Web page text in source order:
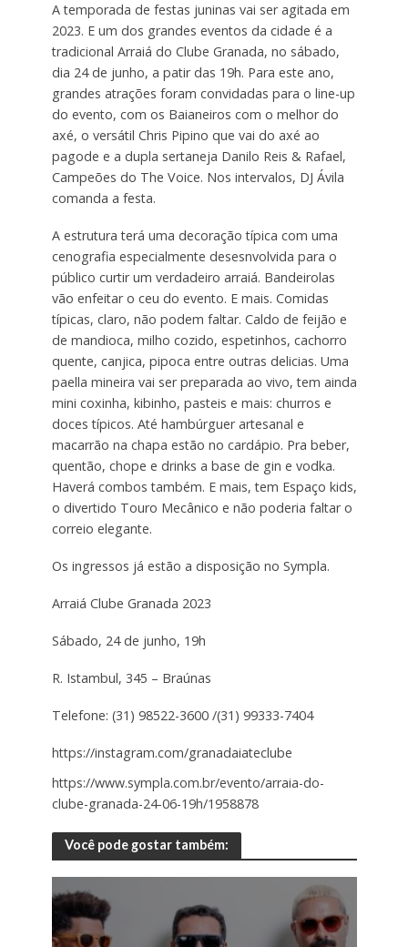
A temporada de festas juninas vai ser agitada em
2023. E um dos grandes eventos da cidade é a
tradicional Arraiá do Clube Granada, no sábado,
dia 24 de junho, a patir das 19h. Para este ano,
grandes atrações foram convidadas para o line-up
do evento, com os Baianeiros com o melhor do
axé, o versátil Chris Pipino que vai do axé ao
pagode e a dupla sertaneja Danilo Reis & Rafael,
Campeões do The Voice. Nos intervalos, DJ Ávila
comanda a festa.
A estrutura terá uma decoração típica com uma
cenografia especialmente desesnvolvida para o
público curtir um verdadeiro arraiá. Bandeirolas
vão enfeitar o ceu do evento. E mais. Comidas
típicas, claro, não podem faltar. Caldo de feijão e
de mandioca, milho cozido, espetinhos, cachorro
quente, canjica, pipoca entre outras delicias. Uma
paella mineira vai ser preparada ao vivo, tem ainda
mini coxinha, kibinho, pasteis e mais: churros e
doces típicos. Até hambúrguer artesanal e
macarrão na chapa estão no cardápio. Pra beber,
quentão, chope e drinks a base de gin e vodka.
Haverá combos também. E mais, tem Espaço kids,
o divertido Touro Mecânico e não poderia faltar o
correio elegante.
Os ingressos já estão a disposição no Sympla.
Arraiá Clube Granada 2023
Sábado, 24 de junho, 19h
R. Istambul, 345 – Braúnas
Telefone: (31) 98522-3600 /(31) 99333-7404
https://instagram.com/granadaiateclube
https://www.sympla.com.br/evento/arraia-do-
clube-granada-24-06-19h/1958878
Você pode gostar também: